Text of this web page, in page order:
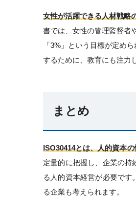
女性が活躍できる人材戦略
書では、女性の管理監督者
「3%」という目標が定め
するために、教育にも注力
まとめ
ISO30414とは、人的資本
定量的に把握し、企業の持
る人的資本経営が必要で
る企業も考えられます。